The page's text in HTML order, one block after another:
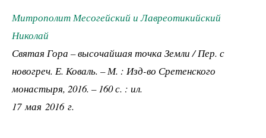
Митрополит Месогейский и Лавреотикийский
Николай
Святая Гора – высочайшая точка Земли / Пер. с
новогреч. Е. Коваль. – М. : Изд-во Сретенского
монастыря, 2016. – 160 с. : ил.
17 мая 2016 г.